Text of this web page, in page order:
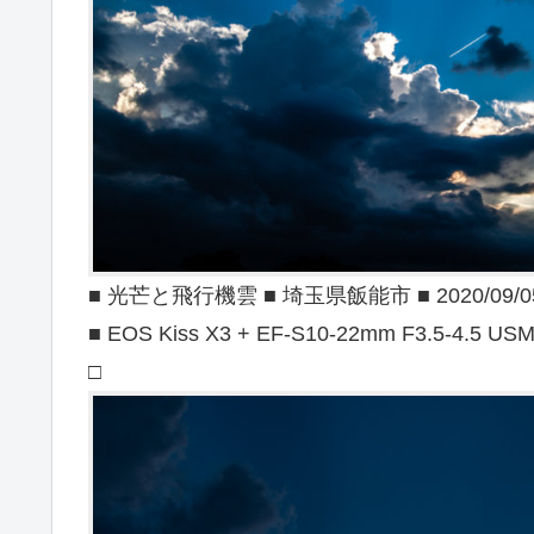
■ 光芒と飛行機雲 ■ 埼玉県飯能市 ■ 2020/09/
■ EOS Kiss X3 + EF-S10-22mm F3.5-4.5 USM
□